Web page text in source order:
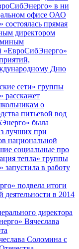
в ни
офисе ОАО
прямая
директором
«ЕвроСибЭнерго»
Дню
сети» группы
расскажет
о
питьевой вод
была
лучших при
национальной
социальные про
тепла» группы
в работу
подвела итоги
деятельности в 2014
директора
Вячеслава
Соломина с